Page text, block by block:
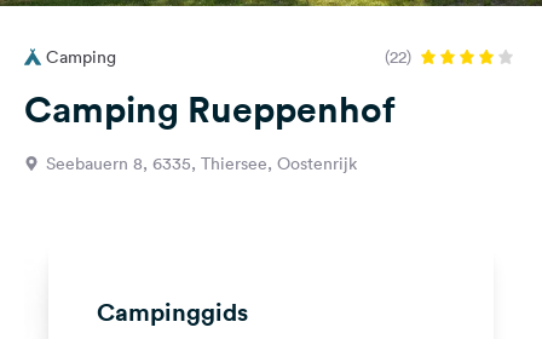
Vragen &
Feedback
Camping (22)
Camping Rueppenhof
Seebauern 8, 6335, Thiersee, Oostenrijk
Campinggids